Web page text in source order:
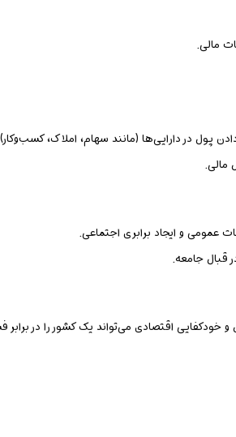
مالی.
دادن پول در دارایی‌ها (مانند سهام، املاک،
مالی.
عمومی و ایجاد برابری اجتماعی.
قبال جامعه.
اقتصادی می‌تواند یک کشور را در برابر